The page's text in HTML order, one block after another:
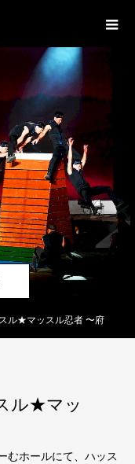
マッスル忍者 〜府中公演〜
ル★マッ
むホールにて、ハッス